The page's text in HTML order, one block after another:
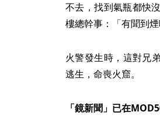
不去，找到氣瓶都快
樓總幹事：「有聞到
火警發生時，這對兄
逃生，命喪火窟。
「鏡新聞」已在